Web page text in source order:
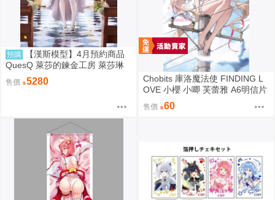
預購
【漢斯模型】4月預約商品
QuesQ 萊莎的鍊金工房 萊莎琳
斯托特 婚紗禮服 婚禮Style 1/7 1
111
售價 5280
Chobits 庫洛魔法使 FINDING L
OVE 小櫻 小唧 芙蕾雅 A6明信片
繪師：Bee Bee
售價 60